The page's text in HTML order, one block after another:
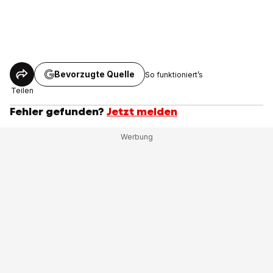
Teilen
Bevorzugte Quelle So funktioniert’s
Fehler gefunden? Jetzt melden